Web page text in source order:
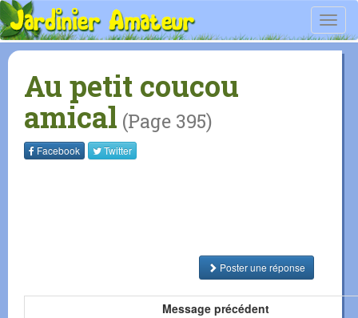
Au petit coucou
amical (Page 395)
Facebook Twitter
Poster une réponse
Message précédent